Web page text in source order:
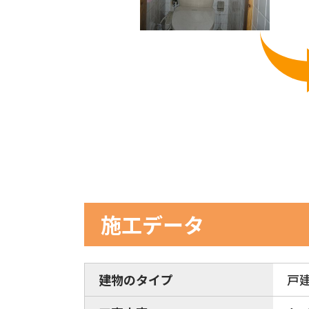
施工データ
建物のタイプ
戸